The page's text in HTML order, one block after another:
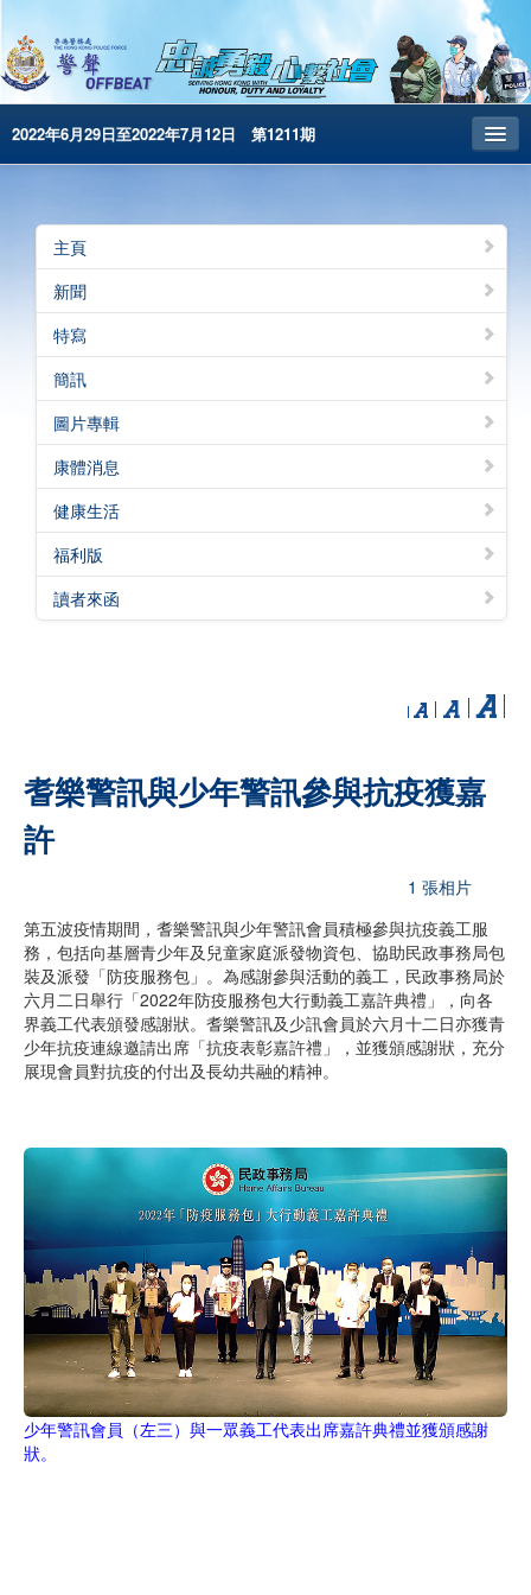
2022年6月29日至2022年7月12日 第1211期
昔日警聲
警務處主頁
简体版
English
電子書版
警聲特刊
主頁
新聞
特寫
簡訊
圖片專輯
康體消息
健康生活
福利版
讀者來函
耆樂警訊與少年警訊參與抗疫獲嘉
許
1 張相片
第五波疫情期間，耆樂警訊與少年警訊會員積極參與抗疫義工服
務，包括向基層青少年及兒童家庭派發物資包、協助民政事務局包
裝及派發「防疫服務包」。為感謝參與活動的義工，民政事務局於
六月二日舉行「2022年防疫服務包大行動義工嘉許典禮」，向各
界義工代表頒發感謝狀。耆樂警訊及少訊會員於六月十二日亦獲青
少年抗疫連線邀請出席「抗疫表彰嘉許禮」，並獲頒感謝狀，充分
展現會員對抗疫的付出及長幼共融的精神。
少年警訊會員（左三）與一眾義工代表出席嘉許典禮並獲頒感謝
狀。